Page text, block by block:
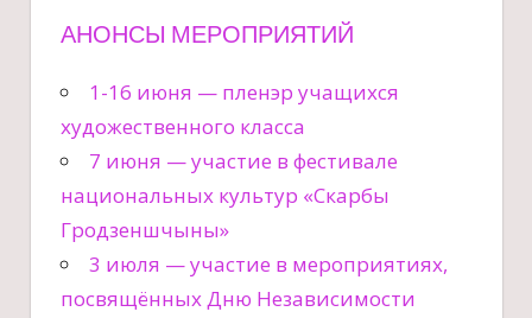
АНОНСЫ МЕРОПРИЯТИЙ
1-16 июня — пленэр учащихся
художественного класса
7 июня — участие в фестивале
национальных культур «Скарбы
Гродзеншчыны»
3 июля — участие в мероприятиях,
посвящённых Дню Независимости